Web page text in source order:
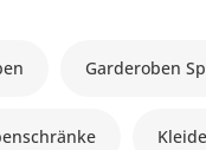
Garderoben